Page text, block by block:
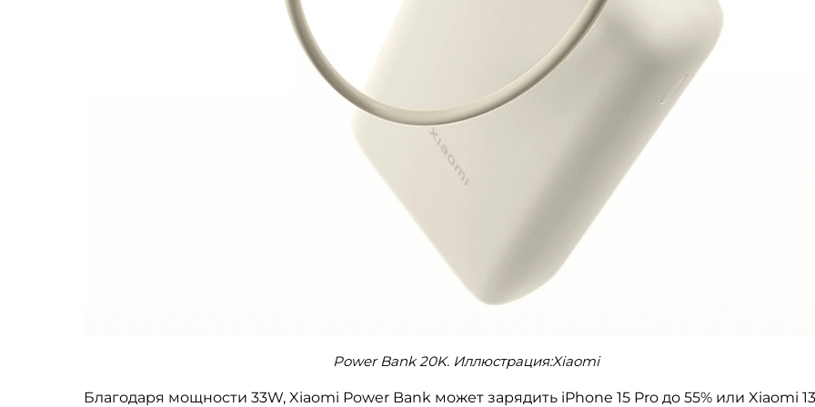
Power Bank 20K. Иллюстрация:Xiaomi
Благодаря мощности 33W, Xiaomi Power Bank может зарядить iPhone 15 Pro до 55% или Xiaomi